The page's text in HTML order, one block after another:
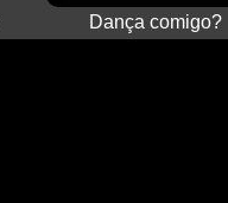
Dança comigo?